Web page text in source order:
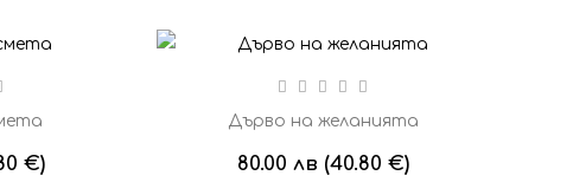
€)
Дърво на желанията
80.00 лв (40.80 €)